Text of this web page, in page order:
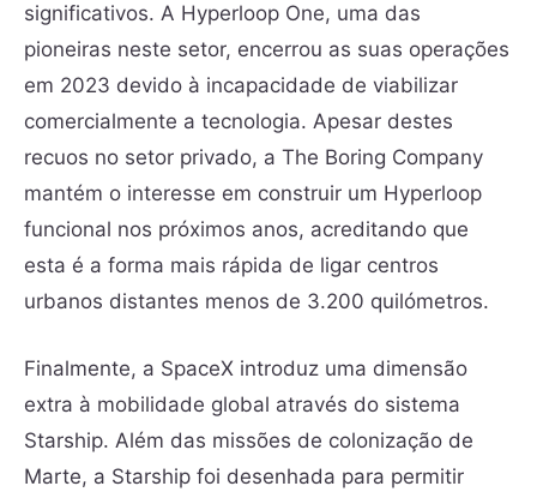
significativos. A Hyperloop One, uma das
pioneiras neste setor, encerrou as suas operações
em 2023 devido à incapacidade de viabilizar
comercialmente a tecnologia. Apesar destes
recuos no setor privado, a The Boring Company
mantém o interesse em construir um Hyperloop
funcional nos próximos anos, acreditando que
esta é a forma mais rápida de ligar centros
urbanos distantes menos de 3.200 quilómetros.
Finalmente, a SpaceX introduz uma dimensão
extra à mobilidade global através do sistema
Starship. Além das missões de colonização de
Marte, a Starship foi desenhada para permitir